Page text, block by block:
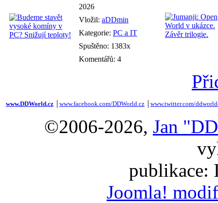
2026
Vložil: aDDmin
Kategorie: PC a IT
Spuštěno: 1383x
Komentářů: 4
www.DDWorld.cz www.facebook.com/DDWorld.cz www.twitter.com/
©2006-2026, Jan
publikace:
Joomla!